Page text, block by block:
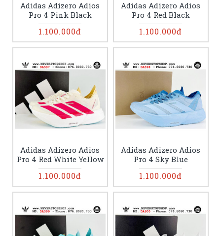
Adidas Adizero Adios
Pro 4 Pink Black
1.100.000đ
Adidas Adizero Adios
Pro 4 Red Black
1.100.000đ
Adidas Adizero Adios
Pro 4 Red White Yellow
1.100.000đ
Adidas Adizero Adios
Pro 4 Sky Blue
1.100.000đ